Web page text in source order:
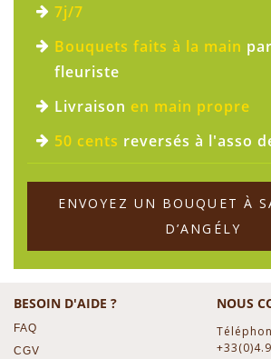
7j/7
Bouquets faits à la main
fleuriste
Livraison en main propre
50 cents reversés à l'asso
ENVOYEZ UN BOUQUET À
D’ANGÉLY
BESOIN D'AIDE ?
FAQ
CGV
NOUS